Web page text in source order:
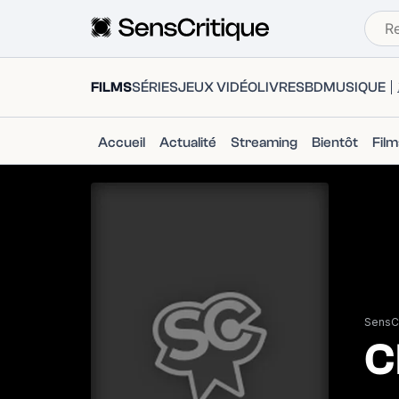
FILMSSÉRIESJEUX VIDÉOLIVRESBDMUSIQUE
Accueil Actualité Streaming Bientôt